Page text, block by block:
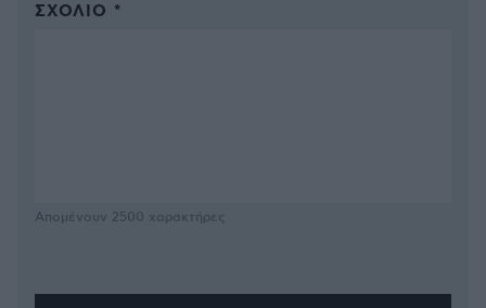
ΣΧΌΛΙΟ *
Απομένουν 2500 χαρακτήρες